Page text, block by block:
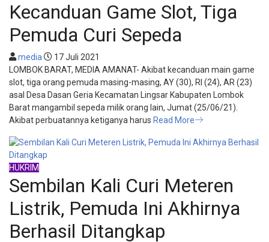
Kecanduan Game Slot, Tiga
Pemuda Curi Sepeda
media
17 Juli 2021
LOMBOK BARAT, MEDIA AMANAT- Akibat kecanduan main game
slot, tiga orang pemuda masing-masing, AY (30), RI (24), AR (23)
asal Desa Dasan Geria Kecamatan Lingsar Kabupaten Lombok
Barat mangambil sepeda milik orang lain, Jumat (25/06/21).
Akibat perbuatannya ketiganya harus Read More
HUKRIM
Sembilan Kali Curi Meteren
Listrik, Pemuda Ini Akhirnya
Berhasil Ditangkap